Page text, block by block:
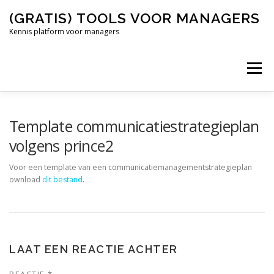
inhoud
(GRATIS) TOOLS VOOR MANAGERS
Kennis platform voor managers
Menu
Template communicatiestrategieplan
volgens prince2
Voor een template van een communicatiemanagementstrategieplan
ownload dit bestand.
LAAT EEN REACTIE ACHTER